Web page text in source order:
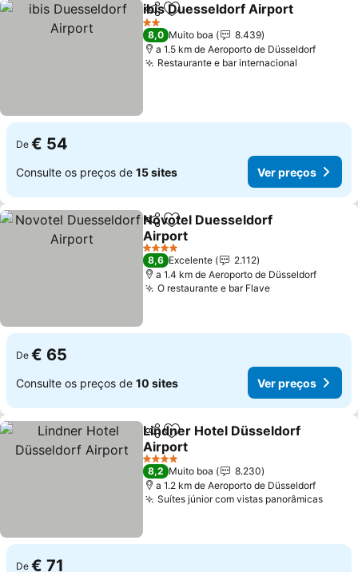
PartilharAdicionar aos favoritos
ibis Duesseldorf Airport
2 Estrelas
8,0 Muito boa
8.439
a 1.5 km de Aeroporto de Düsseldorf
Restaurante e bar internacional
De € 54
Consulte os preços de 15 sites Ver preços
PartilharAdicionar aos favoritos
Novotel Duesseldorf
Airport
Ver preços
4 Estrelas
8,6 Excelente
2.112
a 1.4 km de Aeroporto de Düsseldorf
O restaurante e bar FlaveVer preços
De € 65
Consulte os preços de 10 sites Ver preços
PartilharAdicionar aos favoritos
Lindner Hotel Düsseldorf
Airport
Ver preços
4 Estrelas
8,2 Muito boa
8.230
a 1.2 km de Aeroporto de Düsseldorf
Suítes júnior com vistas panorâmicasVer
De € 71